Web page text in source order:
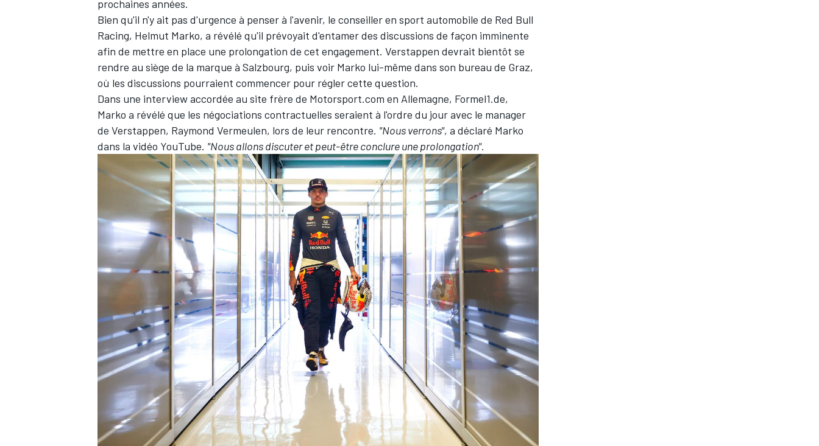
WEC
prochaines années.
Bien qu'il n'y ait pas d'urgence à penser à l'avenir, le conseiller en sport automobile de Red Bull
Racing, Helmut Marko, a révélé qu'il prévoyait d'entamer des discussions de façon imminente
afin de mettre en place une prolongation de cet engagement. Verstappen devrait bientôt se
rendre au siège de la marque à Salzbourg, puis voir Marko lui-même dans son bureau de Graz,
où les discussions pourraient commencer pour régler cette question.
Dans une interview accordée au site frère de Motorsport.com en Allemagne, Formel1.de,
Marko a révélé que les négociations contractuelles seraient à l'ordre du jour avec le manager
de Verstappen, Raymond Vermeulen, lors de leur rencontre. "Nous verrons", a déclaré Marko
dans la vidéo YouTube. "Nous allons discuter et peut-être conclure une prolongation".